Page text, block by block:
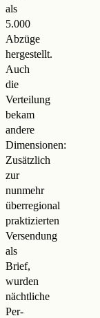
als
5.000
Abzüge
hergestellt.
Auch
die
Verteilung
bekam
andere
Dimensionen:
Zusätzlich
zur
nunmehr
überregional
praktizierten
Versendung
als
Brief,
wurden
nächtliche
Per-